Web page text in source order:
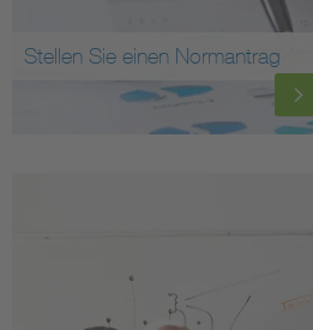
Stellen Sie einen Normantrag